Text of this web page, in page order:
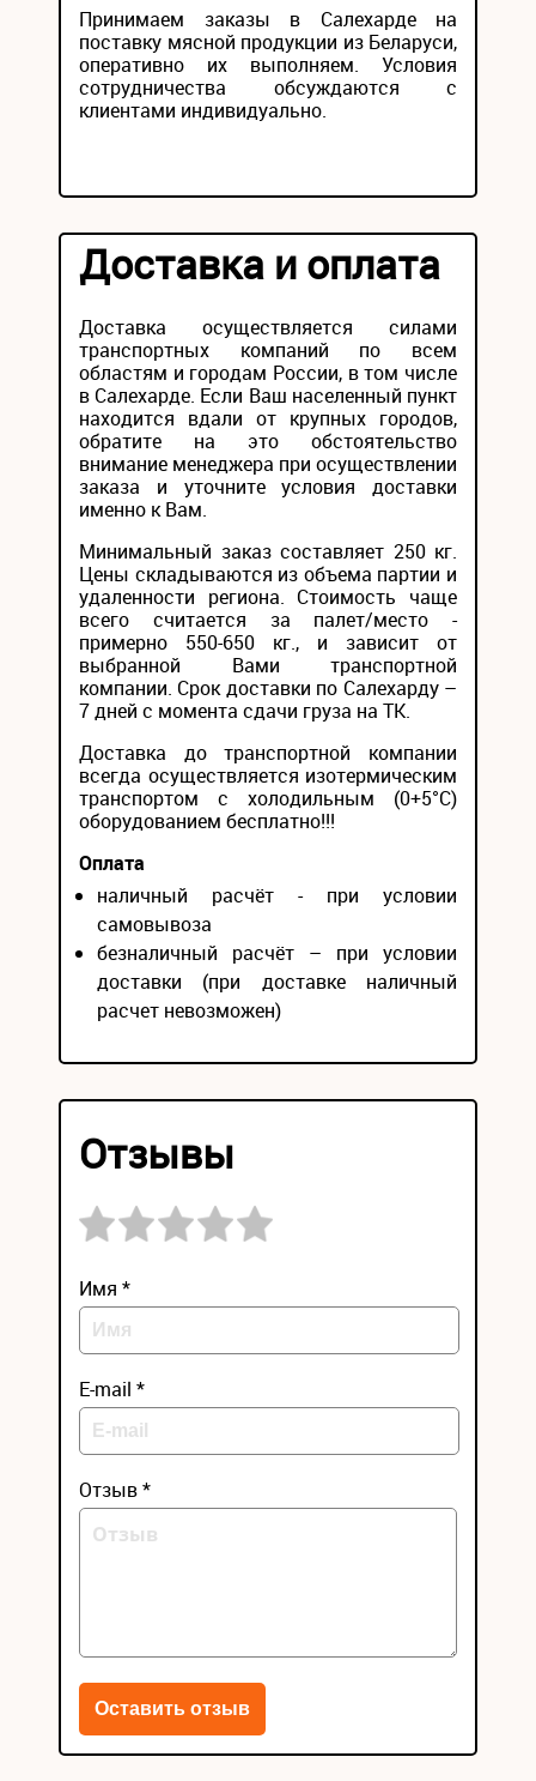
Принимаем заказы в Салехарде на
поставку мясной продукции из Беларуси,
оперативно их выполняем. Условия
сотрудничества обсуждаются с
клиентами индивидуально.
Доставка и оплата
Доставка осуществляется силами
транспортных компаний по всем
областям и городам России, в том числе
в Салехарде. Если Ваш населенный пункт
находится вдали от крупных городов,
обратите на это обстоятельство
внимание менеджера при осуществлении
заказа и уточните условия доставки
именно к Вам.
Минимальный заказ составляет 250 кг.
Цены складываются из объема партии и
удаленности региона. Стоимость чаще
всего считается за палет/место -
примерно 550-650 кг., и зависит от
выбранной Вами транспортной
компании. Срок доставки по Салехарду –
7 дней с момента сдачи груза на ТК.
Доставка до транспортной компании
всегда осуществляется изотермическим
транспортом с холодильным (0+5°С)
оборудованием бесплатно!!!
Оплата
наличный расчёт - при условии
самовывоза
безналичный расчёт – при условии
доставки (при доставке наличный
расчет невозможен)
Отзывы
Имя *
E-mail *
Отзыв *